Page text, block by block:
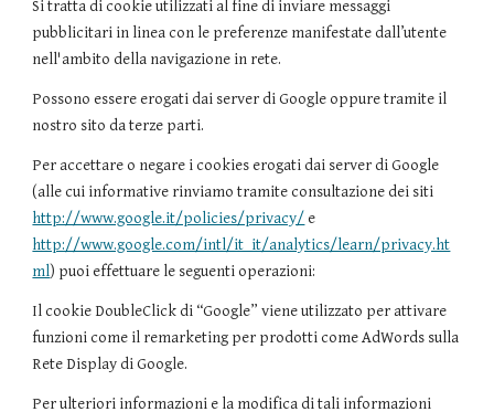
Si tratta di cookie utilizzati al fine di inviare messaggi
pubblicitari in linea con le preferenze manifestate dall’utente
nell'ambito della navigazione in rete.
Possono essere erogati dai server di Google oppure tramite il
nostro sito da terze parti.
Per accettare o negare i cookies erogati dai server di Google
(alle cui informative rinviamo tramite consultazione dei siti
http://www.google.it/policies/privacy/e
http://www.google.com/intl/it_it/analytics/learn/privacy.ht
ml) puoi effettuare le seguenti operazioni:
Il cookie DoubleClick di “Google” viene utilizzato per attivare
funzioni come il remarketing per prodotti come AdWords sulla
Rete Display di Google.
Per ulteriori informazioni e la modifica di tali informazioni